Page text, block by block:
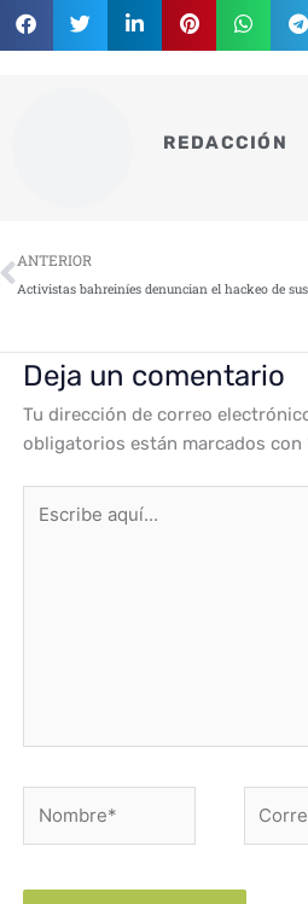
REDACCIÓN
Ant
ANTERIOR
Deja un comentario
Tu dirección de correo
obligatorios están marcados con
aquí...